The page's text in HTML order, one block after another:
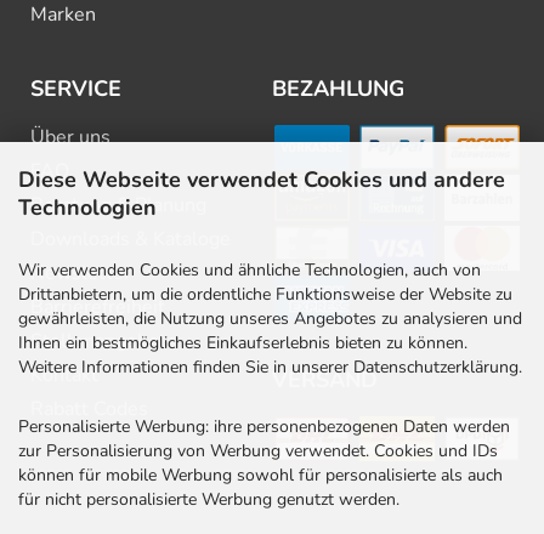
Diese Webseite verwendet Cookies und andere
Technologien
Wir verwenden Cookies und ähnliche Technologien, auch von
Drittanbietern, um die ordentliche Funktionsweise der Website zu
gewährleisten, die Nutzung unseres Angebotes zu analysieren und
Ihnen ein bestmögliches Einkaufserlebnis bieten zu können.
Weitere Informationen finden Sie in unserer Datenschutzerklärung.
Personalisierte Werbung: ihre personenbezogenen Daten werden
zur Personalisierung von Werbung verwendet. Cookies und IDs
können für mobile Werbung sowohl für personalisierte als auch
für nicht personalisierte Werbung genutzt werden.
Marken
SERVICE
Über uns
FAQ
Beratung & Planung
Newsletter
Barrierefreiheit
Stellenangebote
Kontakt
BEZAHLUNG
VERSAND